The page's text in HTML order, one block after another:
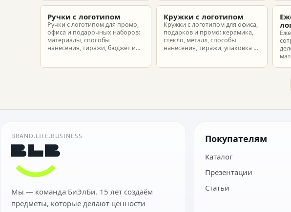
новых сотрудников.
подготовить заказ без лишнего
Ручки с логотипом
Ручки с логотипом для промо,
офиса и подарочных наборов:
материалы, способы
нанесения, тиражи, бюджет и
Кружки с логотипом
Кружки с логотипом для офиса,
подарков и промо: керамика,
стекло, металл, способы
нанесения, тиражи, упаковка и
BRAND.LIFE.BUSINESS
Мы — команда БиЭлБи. 15 лет создаём
предметы, которые делают ценности
Покупателям
Каталог
Презентации
Статьи